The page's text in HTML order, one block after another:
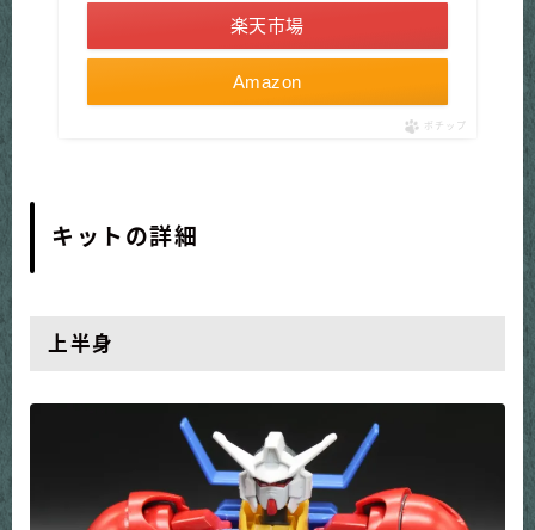
Amazon
楽天市場
ポチップ
キットの詳細
上半身